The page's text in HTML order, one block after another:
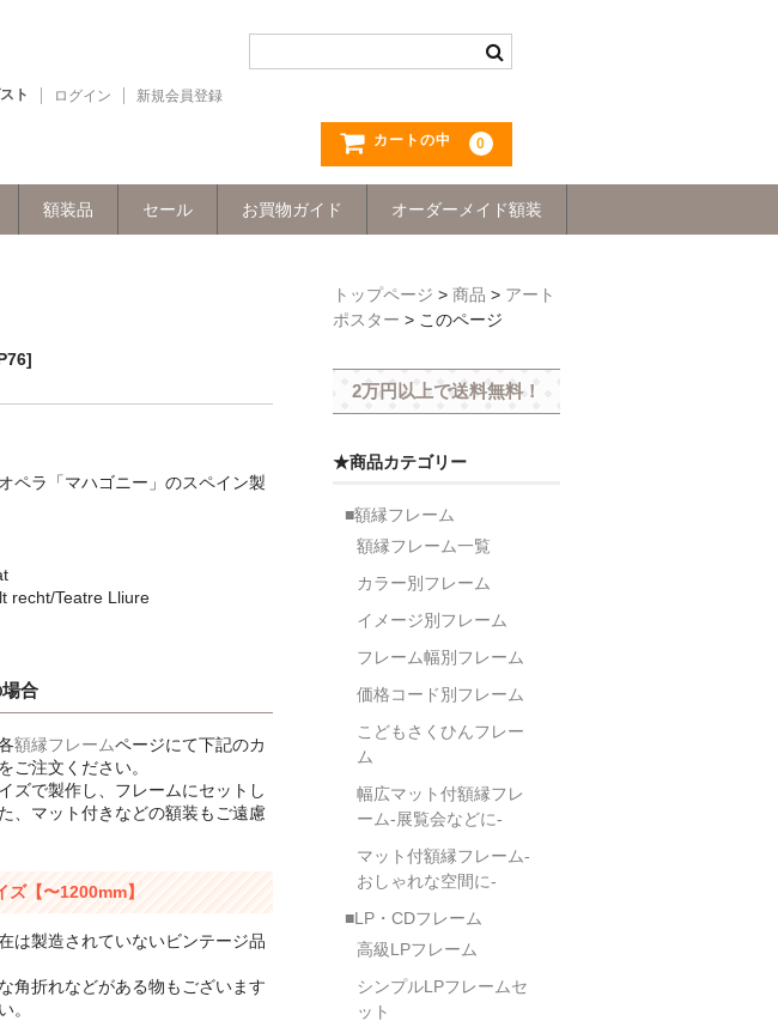
ト ログイン 新規会員登録
カートの中 0
額装品 セール お買物ガイド オーダーメイド額装
ペラ「マハゴニー」のスペイン製
recht/Teatre Lliure
合
額縁フレームページにて下記のカ
ご注文ください。
ズで製作し、フレームにセットし
、マット付きなどの額装もご遠慮
ズ【〜1200mm】
は製造されていないビンテージ品
角折れなどがある物もございます
。
トップページ > 商品 > アート
ポスター > このページ
2万円以上で送料無料！
★商品カテゴリー
■額縁フレーム
額縁フレーム一覧
カラー別フレーム
イメージ別フレーム
フレーム幅別フレーム
価格コード別フレーム
こどもさくひんフレー
ム
幅広マット付額縁フレ
ーム-展覧会などに-
マット付額縁フレーム-
おしゃれな空間に-
■LP・CDフレーム
高級LPフレーム
シンプルLPフレームセ
ット